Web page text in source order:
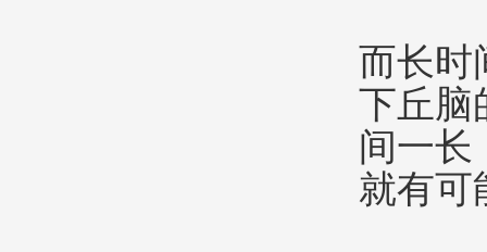
而长时
下丘脑
间一长
就有可